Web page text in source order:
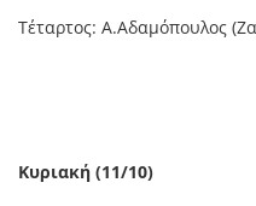
Τέταρτος: Α.Αδαμόπουλος
Κυριακή (11/10)